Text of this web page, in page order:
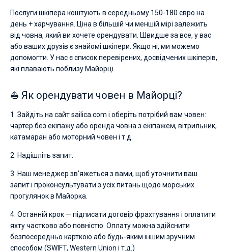
Послуги шкіпера коштують в середньому 150-180 євро на
день + харчування. Ціна в більшій чи меншій мірі залежить
від човна, який ви хочете орендувати. Швидше за все, у вас
або ваших друзів є знайомі шкіпери. Якщо ні, ми можемо
допомогти. У нас є список перевірених, досвідчених шкіперів,
які плавають поблизу Майорці.
⛵ Як орендувати човен в Майорці?
1. Зайдіть на сайт sailica.com і оберіть потрібий вам човен:
чартер без екіпажу або оренда човна з екіпажем, вітрильник,
катамаран або моторний човен і т.д.
2. Надішліть запит.
3. Наш менеджер зв'яжеться з вами, щоб уточнити ваш
запит і проконсультувати з усіх питань щодо морських
прогулянок в Майорка.
4. Останній крок — підписати договір фрахтування і оплатити
яхту частково або повністю. Оплату можна здійснити
безпосередньо карткою або будь-яким іншим зручним
способом (SWIFT, Western Union і т.д.)